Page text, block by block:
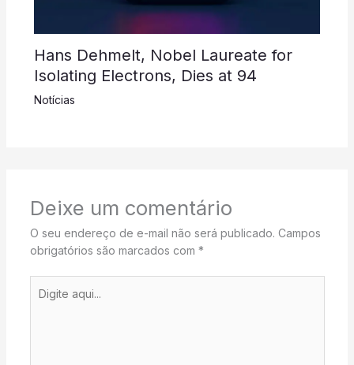
Hans Dehmelt, Nobel Laureate for
Isolating Electrons, Dies at 94
Notícias
Deixe um comentário
O seu endereço de e-mail não será publicado. Campos
obrigatórios são marcados com *
aqui...